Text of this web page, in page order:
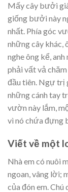
Mấy cây bưởi
giống bưởi này
nhất. Phía góc
những cây khác,
nghe ông kể,
phải vất vả
đầu tiên. Ngự trị
những cánh tay
vườn này lắm,
vì nó chứa đựng
Viết về một
Nhà em có nuôi
ngoan, vâng lời;
của đón em. Chú